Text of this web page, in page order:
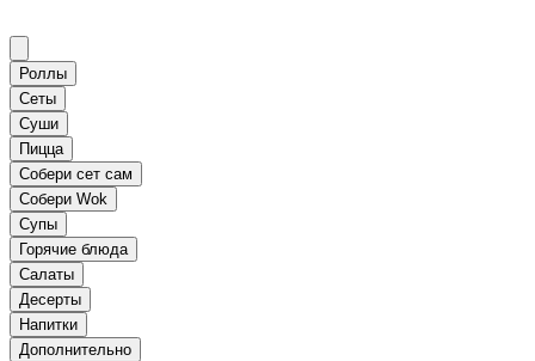
Роллы
Сеты
Суши
Пицца
Собери сет сам
Собери Wok
Супы
Горячие блюда
Салаты
Десерты
Напитки
Дополнительно